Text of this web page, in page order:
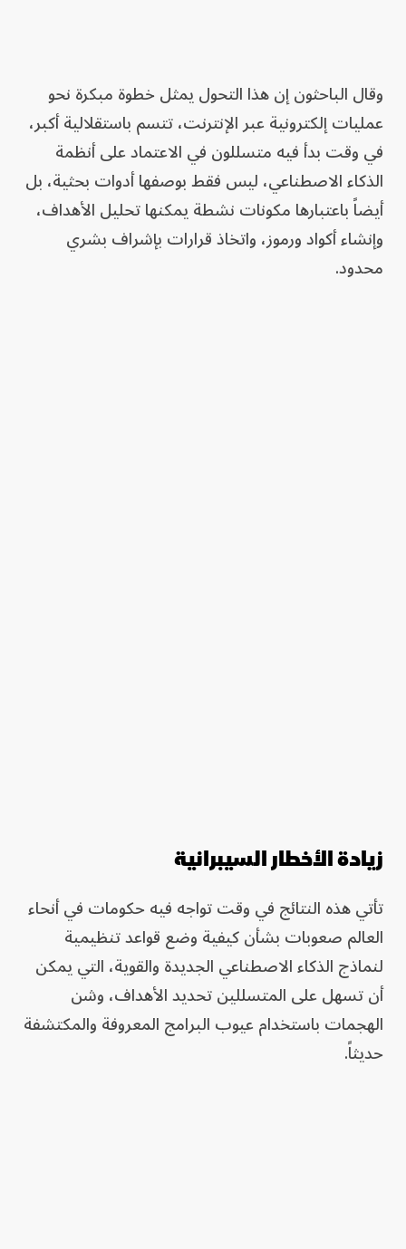
وقال الباحثون إن هذا التحول يمثل خطوة مبكرة نحو
عمليات إلكترونية عبر الإنترنت، تتسم باستقلالية أكبر،
في وقت بدأ فيه متسللون في الاعتماد على أنظمة
الذكاء الاصطناعي، ليس فقط بوصفها أدوات بحثية، بل
أيضاً باعتبارها مكونات نشطة يمكنها تحليل الأهداف،
وإنشاء أكواد ورموز، واتخاذ قرارات بإشراف بشري
محدود.
زيادة الأخطار السيبرانية
تأتي هذه النتائج في وقت تواجه فيه حكومات في أنحاء
العالم صعوبات بشأن كيفية وضع قواعد تنظيمية
لنماذج الذكاء الاصطناعي الجديدة والقوية، التي يمكن
أن تسهل على المتسللين تحديد الأهداف، وشن
الهجمات باستخدام عيوب البرامج المعروفة والمكتشفة
حديثاً.